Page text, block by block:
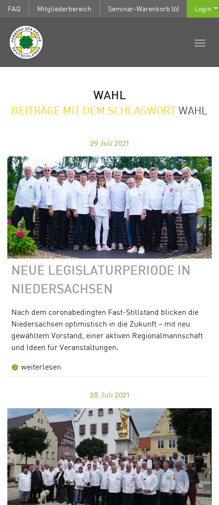
FAQ Mitgliederbereich Seminar-Warenkorb (0) Login
WAHL
BEITRÄGE MIT DEM SCHLAGWORTWAHL
29 Juli 2021
NEUE LEGISLATURPERIODE IN
NIEDERSACHSEN
Nach dem coronabedingten Fast-Stillstand blicken die
Niedersachsen optimistisch in die Zukunft – mit neu
gewähltem Vorstand, einer aktiven Regionalmannschaft
und Ideen für Veranstaltungen.
weiterlesen
28 Juli 2021